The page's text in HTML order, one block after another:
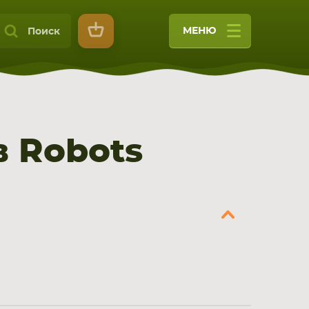
Поиск МЕНЮ
Robots